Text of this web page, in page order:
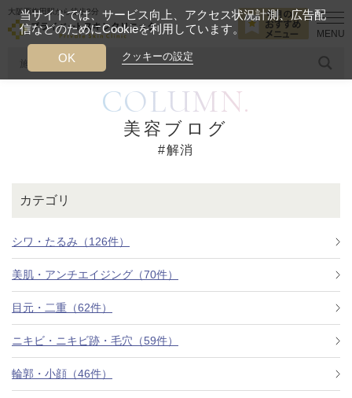
大阪西梅田駅から徒歩2分
糸リフト ヒアルロン酸
今月のおすすめメニュー
クリニックについて
料金一覧
解消
COLUMN.
美容ブログ
#解消
カテゴリ
シワ・たるみ（126件）
美肌・アンチエイジング（70件）
目元・二重（62件）
ニキビ・ニキビ跡・毛穴（59件）
輪郭・小顔（46件）
当サイトでは、サービス向上、アクセス状況計測、広告配
信などのためにCookieを利用しています。
クッキーの設定
OK